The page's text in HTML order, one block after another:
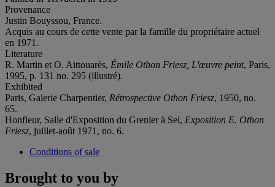
Provenance
Justin Bouyssou, France.
Acquis au cours de cette vente par la famille du propriétaire actuel
en 1971.
Literature
R. Martin et O. Aittouarès, Émile Othon Friesz, L'œuvre peint, Paris,
1995, p. 131 no. 295 (illustré).
Exhibited
Paris, Galerie Charpentier, Rétrospective Othon Friesz, 1950, no.
65.
Honfleur, Salle d'Exposition du Grenier à Sel, Exposition E. Othon
Friesz, juillet-août 1971, no. 6.
Conditions of sale
Brought to you by